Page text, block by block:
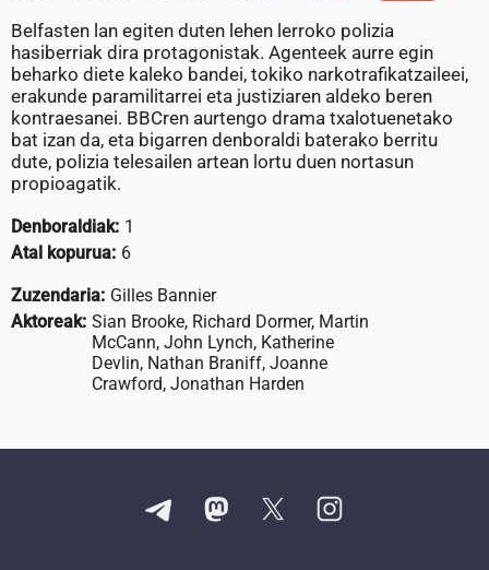
Belfasten lan egiten duten lehen lerroko polizia
hasiberriak dira protagonistak. Agenteek aurre egin
beharko diete kaleko bandei, tokiko narkotrafikatzaileei,
erakunde paramilitarrei eta justiziaren aldeko beren
kontraesanei. BBCren aurtengo drama txalotuenetako
bat izan da, eta bigarren denboraldi baterako berritu
dute, polizia telesailen artean lortu duen nortasun
propioagatik.
Denboraldiak: 1
Atal kopurua: 6
Zuzendaria: Gilles Bannier
Aktoreak: Sian Brooke, Richard Dormer, Martin
McCann, John Lynch, Katherine
Devlin, Nathan Braniff, Joanne
Crawford, Jonathan Harden